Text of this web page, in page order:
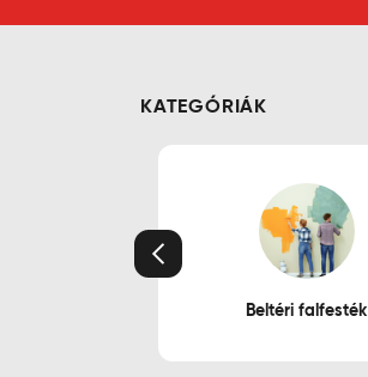
KATEGÓRIÁK
Beltéri falfesték
Előző